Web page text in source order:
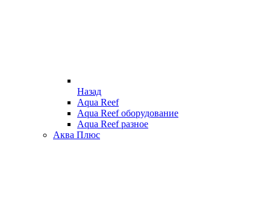
Назад
Aqua Reef
Aqua Reef оборудование
Aqua Reef разное
Аква Плюс